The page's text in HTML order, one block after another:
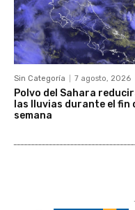
Sin Categoría 7 agosto, 2026
Polvo del Sahara
las lluvias durante el fin
semana